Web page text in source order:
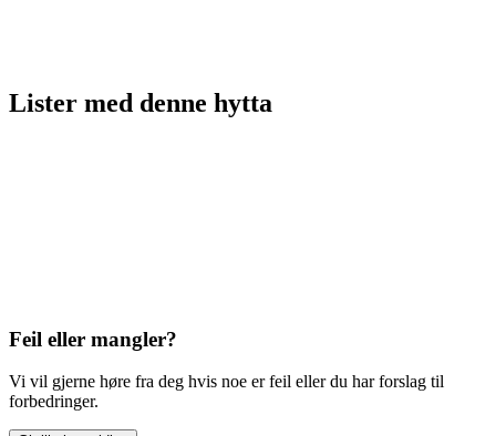
Lister med denne hytta
Feil eller mangler?
Vi vil gjerne høre fra deg hvis noe er feil eller du har forslag til
forbedringer.